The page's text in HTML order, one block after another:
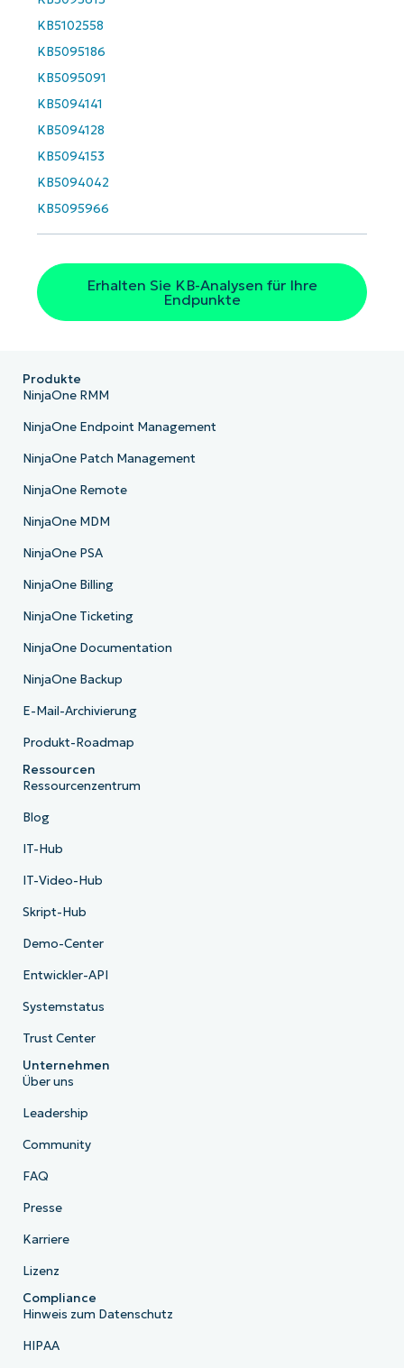
KB5102558
KB5095186
KB5095091
KB5094141
KB5094128
KB5094153
KB5094042
KB5095966
Erhalten Sie KB-Analysen für Ihre
Endpunkte
Business
Phone
number*
Land
name*
Produkte
NinjaOne RMM
NinjaOne Endpoint Management
NinjaOne Patch Management
NinjaOne Remote
NinjaOne MDM
NinjaOne PSA
NinjaOne Billing
NinjaOne Ticketing
NinjaOne Documentation
NinjaOne Backup
E-Mail-Archivierung
Produkt-Roadmap
Ressourcen
Ressourcenzentrum
Blog
IT-Hub
IT-Video-Hub
Skript-Hub
Demo-Center
Entwickler-API
Systemstatus
Trust Center
Unternehmen
Über uns
Leadership
Community
FAQ
Presse
Karriere
Lizenz
Compliance
Hinweis zum Datenschutz
HIPAA